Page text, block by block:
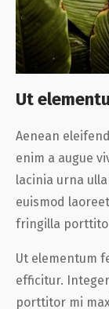
Ut
Aenean
enim a augue
lacinia urna
euismod
fringilla
Ut elementum
efficitur.
porttitor mi